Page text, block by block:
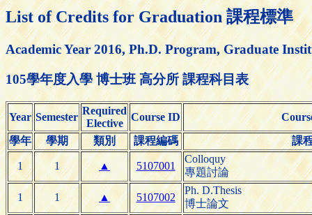
List of Credits for Graduation 課程標準
Academic Year 2016, Ph.D. Program, Graduate
105學年度入學 博士班 高分所 課程科目表
Year Semester
Required
Elective
Course ID
學年
學期 類別 課程編碼 課
1 1 ▲ 5107001
Colloquy
專題討論
1 1 ▲ 5107002
Ph. D.Thesis
博士論文